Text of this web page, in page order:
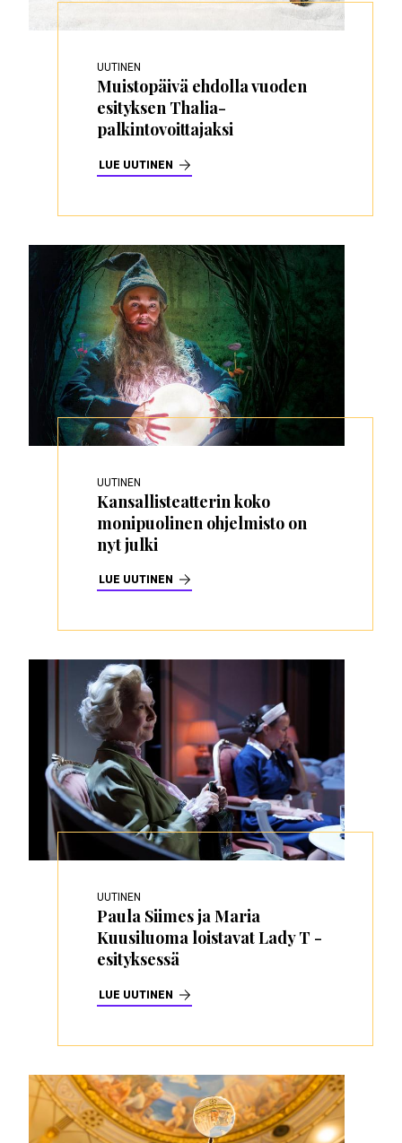
UUTINEN
Muistopäivä ehdolla vuoden
esityksen Thalia-
palkintovoittajaksi
LUE UUTINEN
UUTINEN
Kansallisteatterin koko
monipuolinen ohjelmisto on
nyt julki
LUE UUTINEN
UUTINEN
Paula Siimes ja Maria
Kuusiluoma loistavat Lady T -
esityksessä
LUE UUTINEN